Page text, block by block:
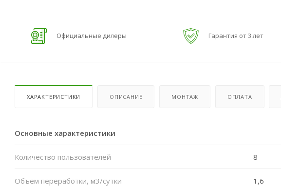
Официальные дилеры Гарантия от 3 лет
ХАРАКТЕРИСТИКИ ОПИСАНИЕ МОНТАЖ ОПЛАТА
Основные характеристики
Количество пользователей 8
Объем переработки, м3/сутки 1,6